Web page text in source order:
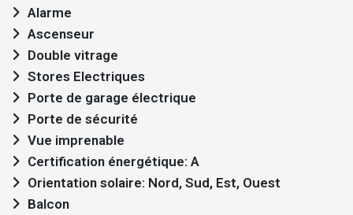
Alarme
Ascenseur
Double vitrage
Stores Electriques
Porte de garage électrique
Porte de sécurité
Vue imprenable
Certification énergétique: A
Orientation solaire: Nord, Sud, Est, Ouest
Balcon